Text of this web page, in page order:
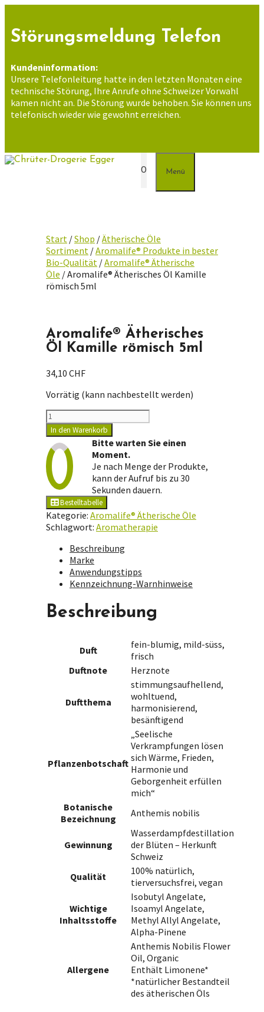
springen
Störungsmeldung Telefon
Kundeninformation:
Unsere Telefonleitung hatte in den letzten Monaten eine
technische Störung, Ihre Anrufe ohne Schweizer Vorwahl
kamen nicht an. Die Störung wurde behoben. Sie können uns
telefonisch wieder wie gewohnt erreichen.
0 Menü
Start /Shop /Ätherische Öle
Sortiment /Aromalife® Produkte in bester
Bio-Qualität /Aromalife® Ätherische
Öle / Aromalife® Ätherisches Öl Kamille
römisch 5ml
Aromalife® Ätherisches
Öl Kamille römisch 5ml
34,10 CHF
Vorrätig (kann nachbestellt werden)
Aromalife®
Ätherisches
Öl
Kamille
römisch
5ml
Menge
In den Warenkorb
Bitte warten Sie einen
Moment.
Je nach Menge der Produkte,
kann der Aufruf bis zu 30
Sekunden dauern.
Bestelltabelle
Kategorie: Aromalife® Ätherische Öle
Schlagwort: Aromatherapie
Beschreibung
Marke
Anwendungstipps
Kennzeichnung-Warnhinweise
Beschreibung
Duft
fein-blumig, mild-süss,
frisch
Duftnote
Herznote
Duftthema
stimmungsaufhellend,
wohltuend,
harmonisierend,
besänftigend
Pflanzenbotschaft
„Seelische
Verkrampfungen lösen
sich Wärme, Frieden,
Harmonie und
Geborgenheit erfüllen
mich“
Botanische
Bezeichnung
Anthemis nobilis
Gewinnung
Wasserdampfdestillation
der Blüten – Herkunft
Schweiz
Qualität
100% natürlich,
tierversuchsfrei, vegan
Wichtige
Inhaltsstoffe
Isobutyl Angelate,
Isoamyl Angelate,
Methyl Allyl Angelate,
Alpha-Pinene
Allergene
Anthemis Nobilis Flower
Oil, Organic
Enthält Limonene*
*natürlicher Bestandteil
des ätherischen Öls